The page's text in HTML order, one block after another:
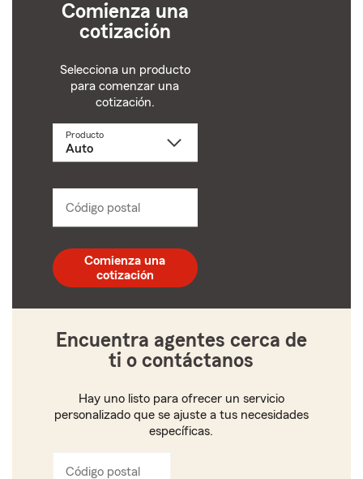
Comienza una
cotización
Selecciona un producto
para comenzar una
cotización.
ProductoSelecciona
dropdown
Código postal
postal
de
5
Comienza una
cotización
Encuentra agentes cerca de
ti o contáctanos
Hay uno listo para ofrecer un servicio
personalizado que se ajuste a tus necesidades
específicas.
Código postal